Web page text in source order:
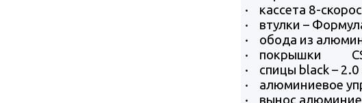
·
кассета 8-
·
втулки –
·
обода из
·
покрышки
·
спицы black –
·
алюминиевое
·
вынос